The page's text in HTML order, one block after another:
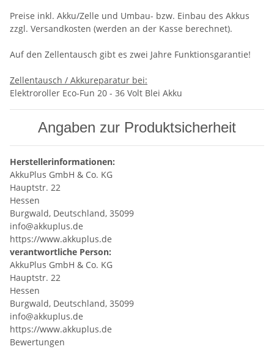
Preise inkl. Akku/Zelle und Umbau- bzw. Einbau des Akkus
zzgl. Versandkosten (werden an der Kasse berechnet).
Auf den Zellentausch gibt es zwei Jahre Funktionsgarantie!
Zellentausch / Akkureparatur bei:
Elektroroller Eco-Fun 20 - 36 Volt Blei Akku
Angaben zur Produktsicherheit
Herstellerinformationen:
AkkuPlus GmbH & Co. KG
Hauptstr. 22
Hessen
Burgwald, Deutschland, 35099
info@akkuplus.de
https://www.akkuplus.de
verantwortliche Person:
AkkuPlus GmbH & Co. KG
Hauptstr. 22
Hessen
Burgwald, Deutschland, 35099
info@akkuplus.de
https://www.akkuplus.de
Bewertungen